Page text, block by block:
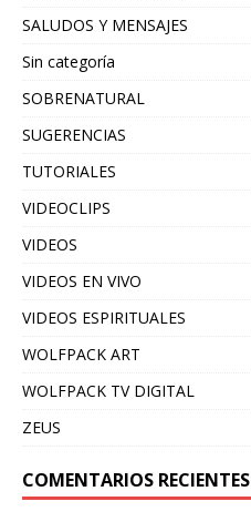
SALUDOS Y MENSAJES
Sin categoría
SOBRENATURAL
SUGERENCIAS
TUTORIALES
VIDEOCLIPS
VIDEOS
VIDEOS EN VIVO
VIDEOS ESPIRITUALES
WOLFPACK ART
WOLFPACK TV DIGITAL
ZEUS
COMENTARIOS RECIENTES